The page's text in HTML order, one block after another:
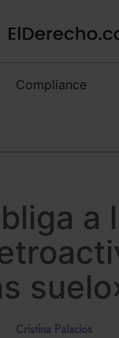
Compliance
Cristina Palacios